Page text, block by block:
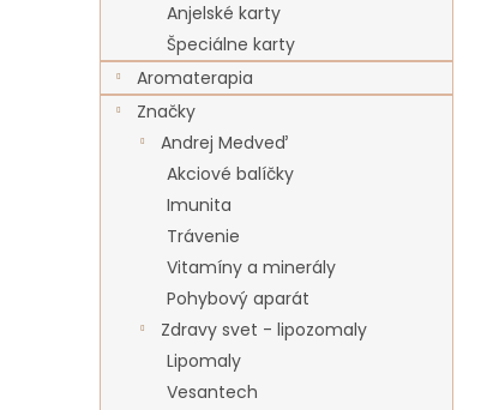
Anjelské karty
Špeciálne karty
Aromaterapia
Značky
Andrej Medveď
Akciové balíčky
Imunita
Trávenie
Vitamíny a minerály
Pohybový aparát
Zdravy svet - lipozomaly
Lipomaly
Vesantech